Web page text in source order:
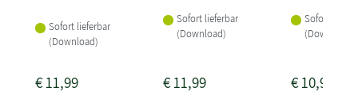
Sofort lieferbar
(Download)
€11,99
Sofort lieferbar
(Download)
€11,99
Sofort
(Download)
€10,99